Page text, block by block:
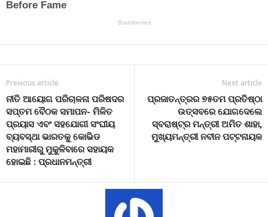
Previous article
ନୀତି ଆୟୋଗ ପରିଚାଳନା ପରିଷଦର
ସପ୍ତମ ବୈଠକ ସମାପନ- ମିଳିତ
ପ୍ରୟାସ ଏବଂ ସହଯୋଗୀ ସଂଘୀୟ
ବ୍ୟବସ୍ଥା ଭାରତକୁ କୋଭିଡ
ମହାମାରୀରୁ ମୁକୁଳିବାରେ ସହାୟକ
ହୋଇଛି : ପ୍ରଧାନମନ୍ତ୍ରୀ
Next article
ପ୍ରଜାତନ୍ତ୍ରର ୭୫ତମ ପ୍ରତିଷ୍ଠା
ଉତ୍ସବରେ ଯୋଗଦେଲେ
ସ୍ବରାଷ୍ଟ୍ର ମନ୍ତ୍ରୀ ଅମିତ ଶାହା,
ମୁଖ୍ୟମନ୍ତ୍ରୀ ନବୀନ ପଟ୍ଟନାୟକ